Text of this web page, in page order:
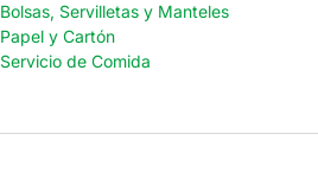
Bolsas, Servilletas y Manteles
Papel y Cartón
Servicio de Comida